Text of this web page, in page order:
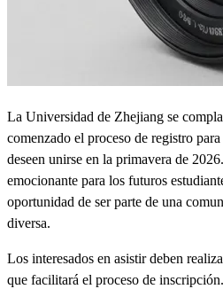
La Universidad de Zhejiang se
comenzado el proceso de registro
deseen unirse en la primavera de
emocionante para los futuros
oportunidad de ser parte de una
diversa.
Los interesados en asistir deben
que facilitará el proceso de